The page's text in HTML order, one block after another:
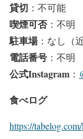
貸切 ：不可能
喫煙可否：不明
駐車場：なし（
電話番号 ：不明
公式Instagram ：
食べログ
https://